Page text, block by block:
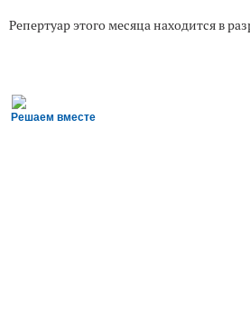
Репертуар этого месяца находится в
Решаем вместе